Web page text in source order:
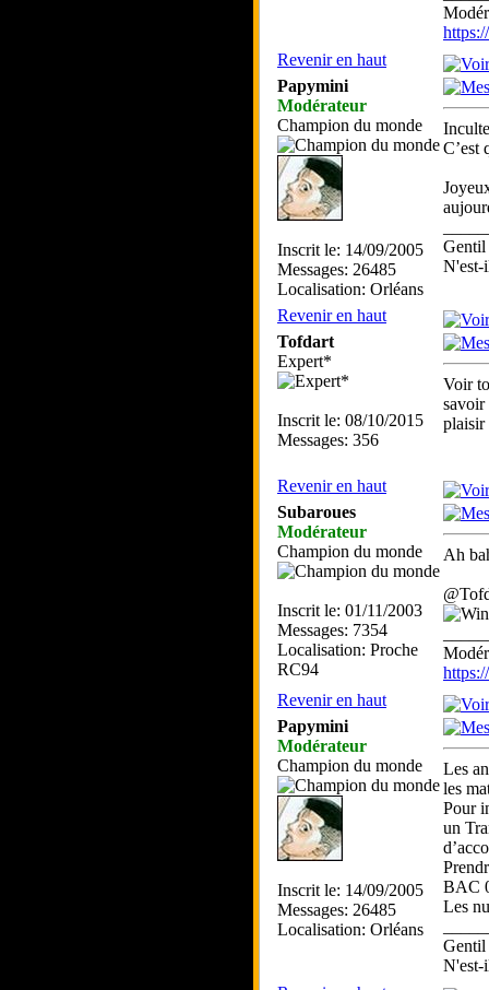
Revenir en haut
Papymini
Modérateur
Champion du monde
Inscrit le: 14/09/2005
Messages: 26485
Localisation: Orléans
C’est
Gentil
N'est-
Revenir en haut
Tofdart
Expert*
Inscrit le: 08/10/2015
Messages: 356
Voir
savoir
plaisir
Revenir en haut
Subaroues
Modérateur
Champion du monde
Inscrit le: 01/11/2003
Messages: 7354
Localisation: Proche
RC94
Ah
Revenir en haut
Papymini
Modérateur
Champion du monde
Inscrit le: 14/09/2005
Messages: 26485
Localisation: Orléans
Les
les
Pour
un
BAC
Les
Gentil
N'est-